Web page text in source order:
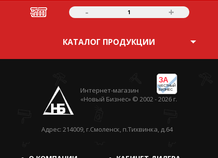
- 1 +
КАТАЛОГ ПРОДУКЦИИ
ЗА
ЧЕСТНЫЙ
БИЗНЕС
Интернет-магазин
«Новый Бизнес» © 2002 - 2026 г.
Адрес: 214009, г.Смоленск, п.Тихвинка, д.64